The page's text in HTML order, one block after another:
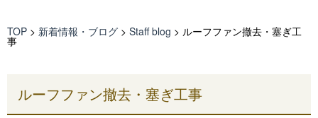
TOP > 新着情報・ブログ > Staff blog > ルーフファン撤去・塞ぎ工
事
ルーフファン撤去・塞ぎ工事